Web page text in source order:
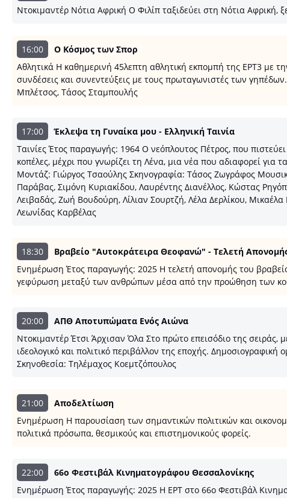
Ντοκιμαντέρ Νότια Αφρική Ο Φιλίπ ταξιδεύει στη Νότια
16:00
Ο Κόσμος των Σπορ
Αθλητικά Η καθημερινή 45λεπτη αθλητική εκπομπή της ΕΡΤ3 με
συνδέσεις και συνεντεύξεις με τους πρωταγωνιστές των
Μπλέτσος, Τάσος Σταμπουλής
17:00
Έκλεψα τη Γυναίκα μου - Ελληνική Ταινία
Ταινίες Έτος παραγωγής: 1964 Ο νεόπλουτος Πέτρος, που
κοπέλες, μέχρι που γνωρίζει τη Λένα, μια νέα που αδιαφορεί
Μοντάζ: Γιώργος Τσαούλης Σκηνογραφία: Τάσος Ζωγράφος
Παράβας, Σιμόνη Κυριακίδου, Λαυρέντης Διανέλλος, Κώστας
Λειβαδάς, Ζωή Βουδούρη, Λίλιαν Σουρτζή, Λέλα Δερλίκου,
Λεωνίδας Καρβέλας
18:30
Βραβείο "Αυτοκράτειρα Θεοφανώ" - Τελετή
Ενημέρωση Έτος παραγωγής: 2025 Η τελετή απονομής του
γεφύρωση μεταξύ των ανθρώπων μέσα από την προώθηση των
20:00
ΑΠΘ Αποτυπώματα Ενός Αιώνα
Ντοκιμαντέρ Έτσι Άρχισαν Όλα Στο πρώτο επεισόδιο της σειράς,
ιδεολογικό και πολιτικό περιβάλλον της εποχής.
Σκηνοθεσία: Τηλέμαχος Κοεμτζόπουλος
21:00
Αποδελτίωση
Ενημέρωση Η παρουσίαση των σημαντικών πολιτικών και
πολιτικά πρόσωπα, θεσμικούς και επιστημονικούς φορείς.
22:00
66ο Φεστιβάλ Κινηματογράφου Θεσσαλονίκης
Ενημέρωση Έτος παραγωγής: 2025 Η ΕΡΤ στο 66ο Φεστιβάλ